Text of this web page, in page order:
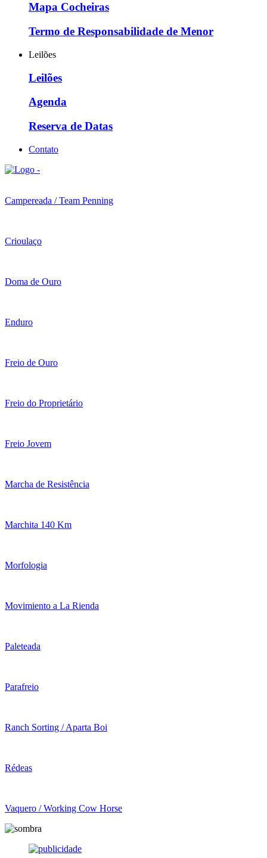
Mapa Cocheiras
Termo de Responsabilidade de Menor
Leilões
Leilões
Agenda
Reserva de Datas
Contato
Campereada / Team Penning
Crioulaço
Doma de Ouro
Enduro
Freio de Ouro
Freio do Proprietário
Freio Jovem
Marcha de Resistência
Marchita 140 Km
Morfologia
Movimiento a La Rienda
Paleteada
Parafreio
Ranch Sorting / Aparta Boi
Rédeas
Vaquero / Working Cow Horse